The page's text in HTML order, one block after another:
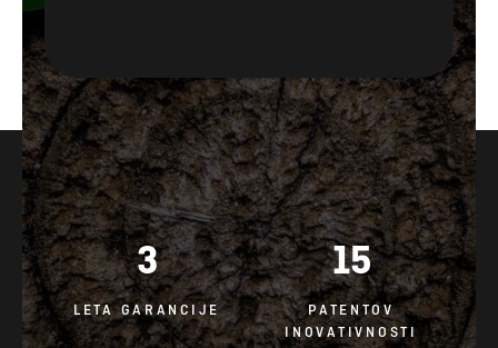
3
LETA GARANCIJE
15
PATENTOV
INOVATIVNOSTI